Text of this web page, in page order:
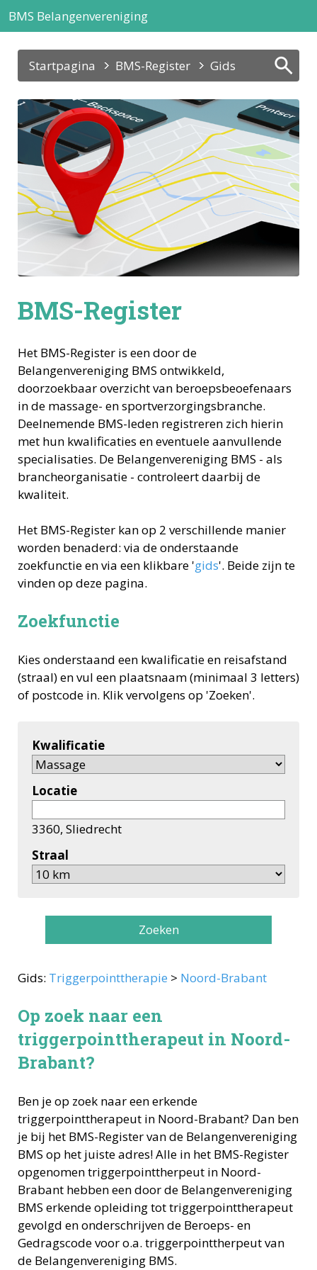
BMS Belangenvereniging
Startpagina BMS-Register Gids
BMS-Register
Het BMS-Register is een door de
Belangenvereniging BMS ontwikkeld,
doorzoekbaar overzicht van beroepsbeoefenaars
in de massage- en sportverzorgingsbranche.
Deelnemende BMS-leden registreren zich hierin
met hun kwalificaties en eventuele aanvullende
specialisaties. De Belangenvereniging BMS - als
brancheorganisatie - controleert daarbij de
kwaliteit.
Het BMS-Register kan op 2 verschillende manier
worden benaderd: via de onderstaande
zoekfunctie en via een klikbare 'gids'. Beide zijn te
vinden op deze pagina.
Zoekfunctie
Kies onderstaand een kwalificatie en reisafstand
(straal) en vul een plaatsnaam (minimaal 3 letters)
of postcode in. Klik vervolgens op 'Zoeken'.
Kwalificatie
Locatie
3360, Sliedrecht
Straal
Zoeken
Gids: Triggerpointtherapie > Noord-Brabant
Op zoek naar een
triggerpointtherapeut in Noord-
Brabant?
Ben je op zoek naar een erkende
triggerpointtherapeut in Noord-Brabant? Dan ben
je bij het BMS-Register van de Belangenvereniging
BMS op het juiste adres! Alle in het BMS-Register
opgenomentriggerpointtherpeut in Noord-
Brabant hebben een door de Belangenvereniging
BMS erkende opleiding tottriggerpointtherapeut
gevolgd en onderschrijven de Beroeps- en
Gedragscode voor o.a. triggerpointtherpeutvan
de Belangenvereniging BMS.